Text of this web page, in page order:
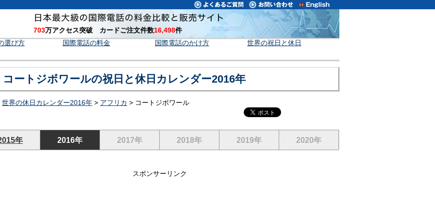
703万アクセス突破 カードご注文件数16,498件
選び方 国際電話の料金 国際電話のかけ方 世界の祝日と休日
コートジボワールの祝日と休日カレンダー2016年
世界の休日カレンダー2016年 > アフリカ > コートジボワール
年 2016年 2017年 2018年 2019年 2020年
スポンサーリンク